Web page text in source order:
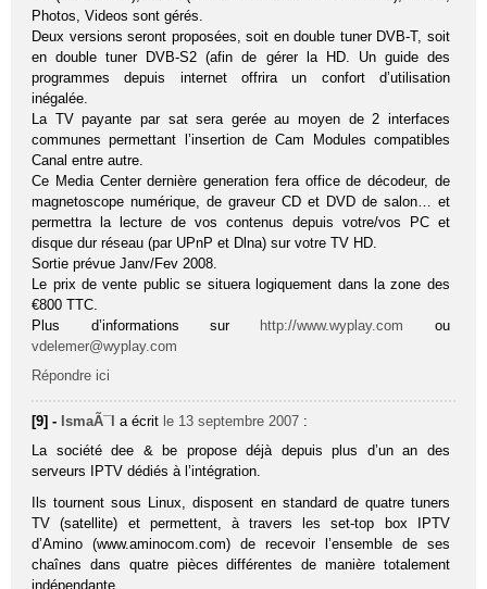
Photos, Videos sont gérés.
Deux versions seront proposées, soit en double tuner DVB-T, soit
en double tuner DVB-S2 (afin de gérer la HD. Un guide des
programmes depuis internet offrira un confort d’utilisation
inégalée.
La TV payante par sat sera gerée au moyen de 2 interfaces
communes permettant l’insertion de Cam Modules compatibles
Canal entre autre.
Ce Media Center dernière generation fera office de décodeur, de
magnetoscope numérique, de graveur CD et DVD de salon… et
permettra la lecture de vos contenus depuis votre/vos PC et
disque dur réseau (par UPnP et Dlna) sur votre TV HD.
Sortie prévue Janv/Fev 2008.
Le prix de vente public se situera logiquement dans la zone des
€800 TTC.
Plus d’informations sur
http://www.wyplay.com ou
vdelemer@wyplay.com
Répondre ici
[9] - IsmaÃ¯l a écrit le 13 septembre 2007 :
La société dee & be propose déjà depuis plus d’un an des
serveurs IPTV dédiés à l’intégration.
Ils tournent sous Linux, disposent en standard de quatre tuners
TV (satellite) et permettent, à travers les set-top box IPTV
d’Amino (www.aminocom.com) de recevoir l’ensemble de ses
chaînes dans quatre pièces différentes de manière totalement
indépendante.